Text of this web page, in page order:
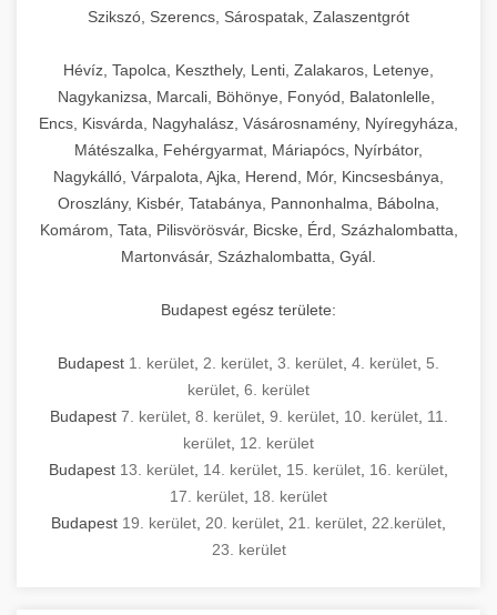
Szikszó, Szerencs, Sárospatak, Zalaszentgrót
Hévíz, Tapolca, Keszthely, Lenti, Zalakaros, Letenye,
Nagykanizsa, Marcali, Böhönye, Fonyód, Balatonlelle,
Encs, Kisvárda, Nagyhalász, Vásárosnamény, Nyíregyháza,
Mátészalka, Fehérgyarmat, Máriapócs, Nyírbátor,
Nagykálló, Várpalota, Ajka, Herend, Mór, Kincsesbánya,
Oroszlány, Kisbér, Tatabánya, Pannonhalma, Bábolna,
Komárom, Tata, Pilisvörösvár, Bicske, Érd, Százhalombatta,
Martonvásár, Százhalombatta, Gyál.
Budapest egész területe:
Budapest 1. kerület 2. kerület 3. kerület 4. kerület 5.
kerület 6. kerület
Budapest 7. kerület, 8. kerület, 9. kerület, 10. kerület, 11.
kerület 12. kerület
Budapest 13. kerület 14. kerület 15. kerület 16. kerület
17. kerület 18. kerület
Budapest 19. kerület 20. kerület 21. kerület 22.kerület
23. kerület